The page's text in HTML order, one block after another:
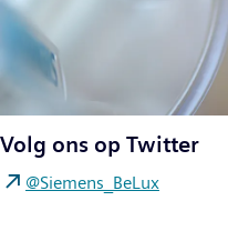
Volg ons op Twitter
@Siemens_BeLux